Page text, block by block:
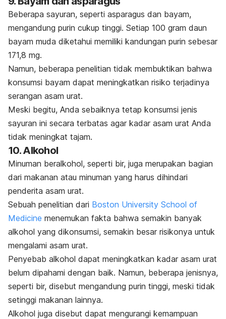
Beberapa sayuran, seperti asparagus dan bayam,
mengandung purin cukup tinggi. Setiap 100 gram daun
bayam muda diketahui memiliki kandungan purin sebesar
171,8 mg.
Namun, beberapa penelitian tidak membuktikan bahwa
konsumsi bayam dapat meningkatkan risiko terjadinya
serangan asam urat.
Meski begitu, Anda sebaiknya tetap konsumsi jenis
sayuran ini secara terbatas agar kadar asam urat Anda
tidak meningkat tajam.
10. Alkohol
Minuman beralkohol, seperti bir, juga merupakan bagian
dari makanan atau minuman yang harus dihindari
penderita asam urat.
Sebuah penelitian dari Boston University School of
Medicine menemukan fakta bahwa semakin banyak
alkohol yang dikonsumsi, semakin besar risikonya untuk
mengalami asam urat.
Penyebab alkohol dapat meningkatkan kadar asam urat
belum dipahami dengan baik. Namun, beberapa jenisnya,
seperti bir, disebut mengandung purin tinggi, meski tidak
setinggi makanan lainnya.
Alkohol juga disebut dapat mengurangi kemampuan